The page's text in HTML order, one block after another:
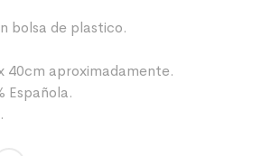
bolsa de plastico.
40cm aproximadamente.
Española.